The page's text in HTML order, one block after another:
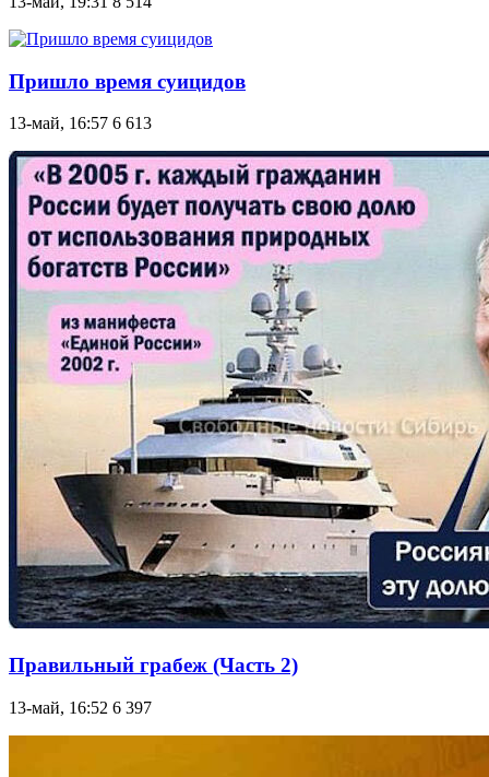
Пришло время cуицидов
13-май, 16:57 6 613
Правильный грабеж (Часть 2)
13-май, 16:52 6 397